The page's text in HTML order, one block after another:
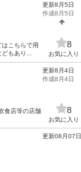
こちらで用
もあり...
更新8月5日
作成8月5日
8
お気に入り
食店等の店舗
更新8月4日
作成8月4日
8
お気に入り
更新08月07日